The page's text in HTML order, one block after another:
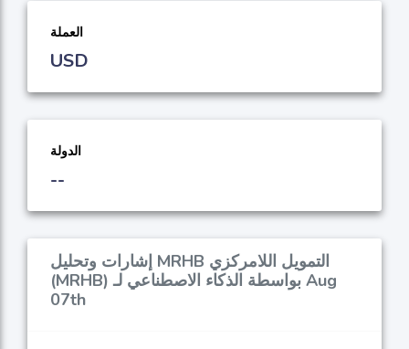
العملة
USD
الدولة
--
إشارات وتحليل MRHB التمويل اللامركزي
(MRHB) بواسطة الذكاء الاصطناعي لـ Aug
07th